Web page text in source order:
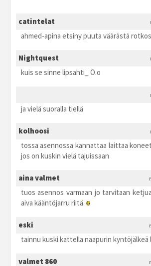
catintelat
ahmed-apina etsiny puuta väärästä
Nightquest
kuis se sinne lipsahti_ O.o
ja vielä suoralla tiellä
kolhoosi
tossa asennossa kannattaa laittaa
jos on kuskin vielä tajuissaan
aina valmet
tuos asennos varmaan jo tarvitaan
aiva kääntöjarru riitä.
eski
tainnu kuski kattella naapurin kyntöjälkeä
valmet 860